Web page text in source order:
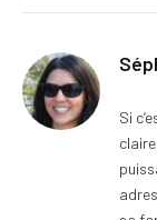
Si